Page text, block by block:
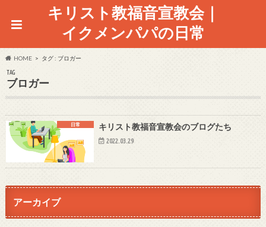
キリスト教福音宣教会｜
イクメンパパの日常
HOME タグ : ブロガー
TAG
ブロガー
日常 キリスト教福音宣教会のブログたち
2022.03.29
アーカイブ